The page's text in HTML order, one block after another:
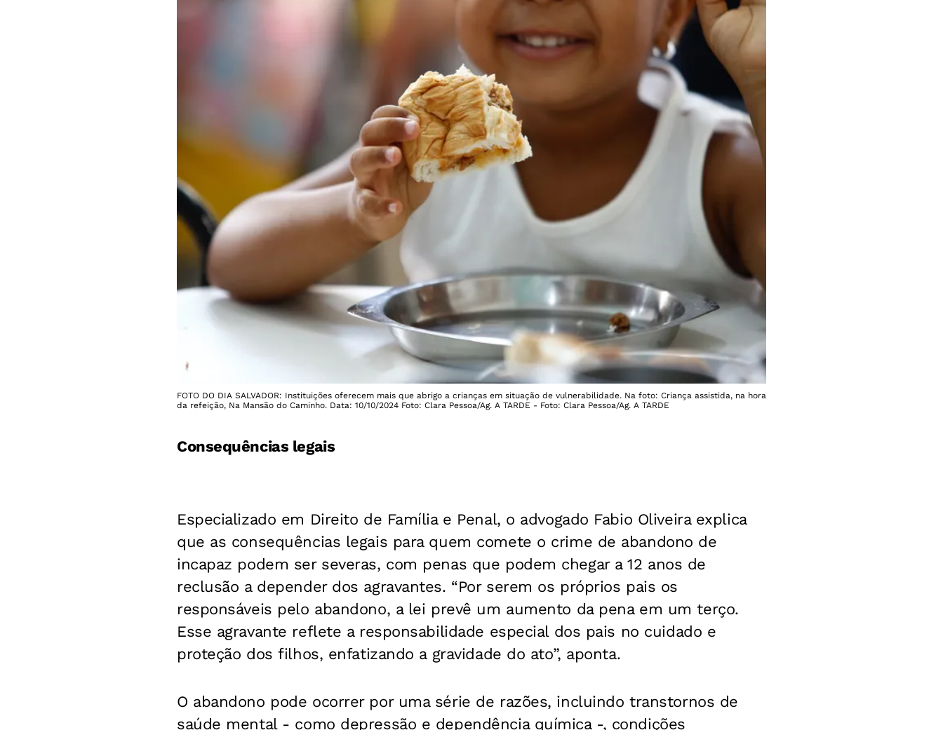
FOTO DO DIA SALVADOR: Instituições oferecem mais que abrigo a crianças em situação de vulnerabilidade. Na foto: Criança assistida, na hora
da refeição, Na Mansão do Caminho. Data: 10/10/2024 Foto: Clara Pessoa/Ag. A TARDE - Foto: Clara Pessoa/Ag. A TARDE
Consequências legais
Especializado em Direito de Família e Penal, o advogado Fabio Oliveira explica
que as consequências legais para quem comete o crime de abandono de
incapaz podem ser severas, com penas que podem chegar a 12 anos de
reclusão a depender dos agravantes. “Por serem os próprios pais os
responsáveis pelo abandono, a lei prevê um aumento da pena em um terço.
Esse agravante reflete a responsabilidade especial dos pais no cuidado e
proteção dos filhos, enfatizando a gravidade do ato”, aponta.
O abandono pode ocorrer por uma série de razões, incluindo transtornos de
saúde mental - como depressão e dependência química -, condições